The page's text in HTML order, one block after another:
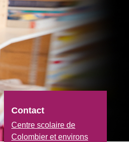
Contact
Centre scolaire de
Colombier et environs